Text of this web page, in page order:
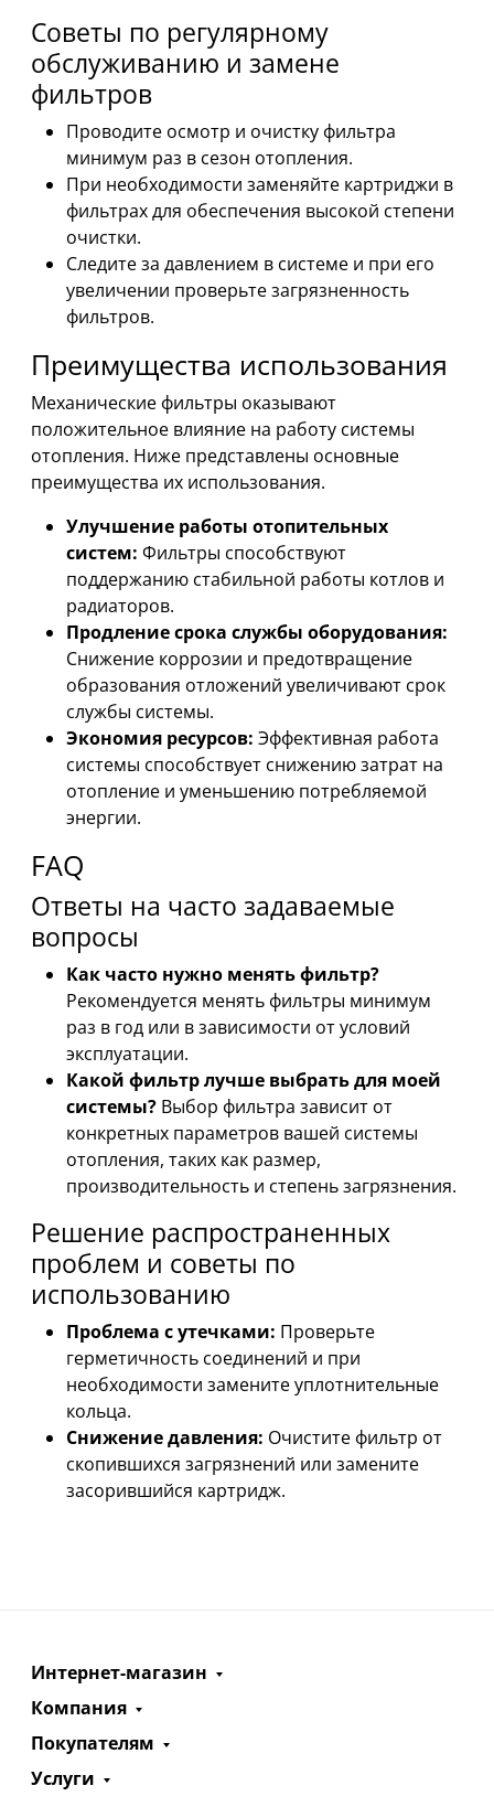
Советы по регулярному
обслуживанию и замене
фильтров
Проводите осмотр и очистку фильтра
минимум раз в сезон отопления.
При необходимости заменяйте картриджи в
фильтрах для обеспечения высокой степени
очистки.
Следите за давлением в системе и при его
увеличении проверьте загрязненность
фильтров.
Преимущества использования
Механические фильтры оказывают
положительное влияние на работу системы
отопления. Ниже представлены основные
преимущества их использования.
Улучшение работы отопительных
систем: Фильтры способствуют
поддержанию стабильной работы котлов и
радиаторов.
Продление срока службы оборудования:
Снижение коррозии и предотвращение
образования отложений увеличивают срок
службы системы.
Экономия ресурсов: Эффективная работа
системы способствует снижению затрат на
отопление и уменьшению потребляемой
энергии.
FAQ
Ответы на часто задаваемые
вопросы
Как часто нужно менять фильтр?
Рекомендуется менять фильтры минимум
раз в год или в зависимости от условий
эксплуатации.
Какой фильтр лучше выбрать для моей
системы? Выбор фильтра зависит от
конкретных параметров вашей системы
отопления, таких как размер,
производительность и степень загрязнения.
Решение распространенных
проблем и советы по
использованию
Проблема с утечками: Проверьте
герметичность соединений и при
необходимости замените уплотнительные
кольца.
Снижение давления: Очистите фильтр от
скопившихся загрязнений или замените
засорившийся картридж.
Интернет-магазин
Компания
Покупателям
Услуги